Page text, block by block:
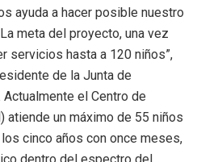
ayuda a hacer posible nuestro
meta del proyecto, una vez
servicios hasta a 120 niños”,
de la Junta de
el Centro de
atiende un máximo de 55 niños
cinco años con once meses,
dentro del espectro del